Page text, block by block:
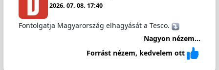
2026. 07. 08. 17:40
Fontolgatja Magyarország elhagyását a Tesco.
Nagyon nézem...
Forrást nézem, kedvelem ott